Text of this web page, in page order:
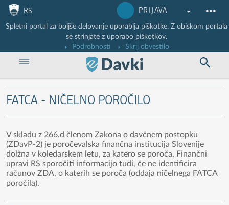
Nadaljuj na vsebino
Nadaljuj na vsebino zaprtega portala
RS PRIJAVA
Spletni portal za boljše delovanje uporablja piškotke. Z obiskom portala
se strinjate z uporabo piškotkov.
Podrobnosti
Skrij obvestilo
FATCA - NIČELNO POROČILO
V skladu z 266.d členom Zakona o davčnem postopku
(ZDavP-2) je poročevalska finančna institucija Slovenije
dolžna v koledarskem letu, za katero se poroča, Finančni
upravi RS sporočiti informacijo tudi, če ne identificira
računov ZDA, o katerih se poroča (oddaja ničelnega FATCA
poročila).